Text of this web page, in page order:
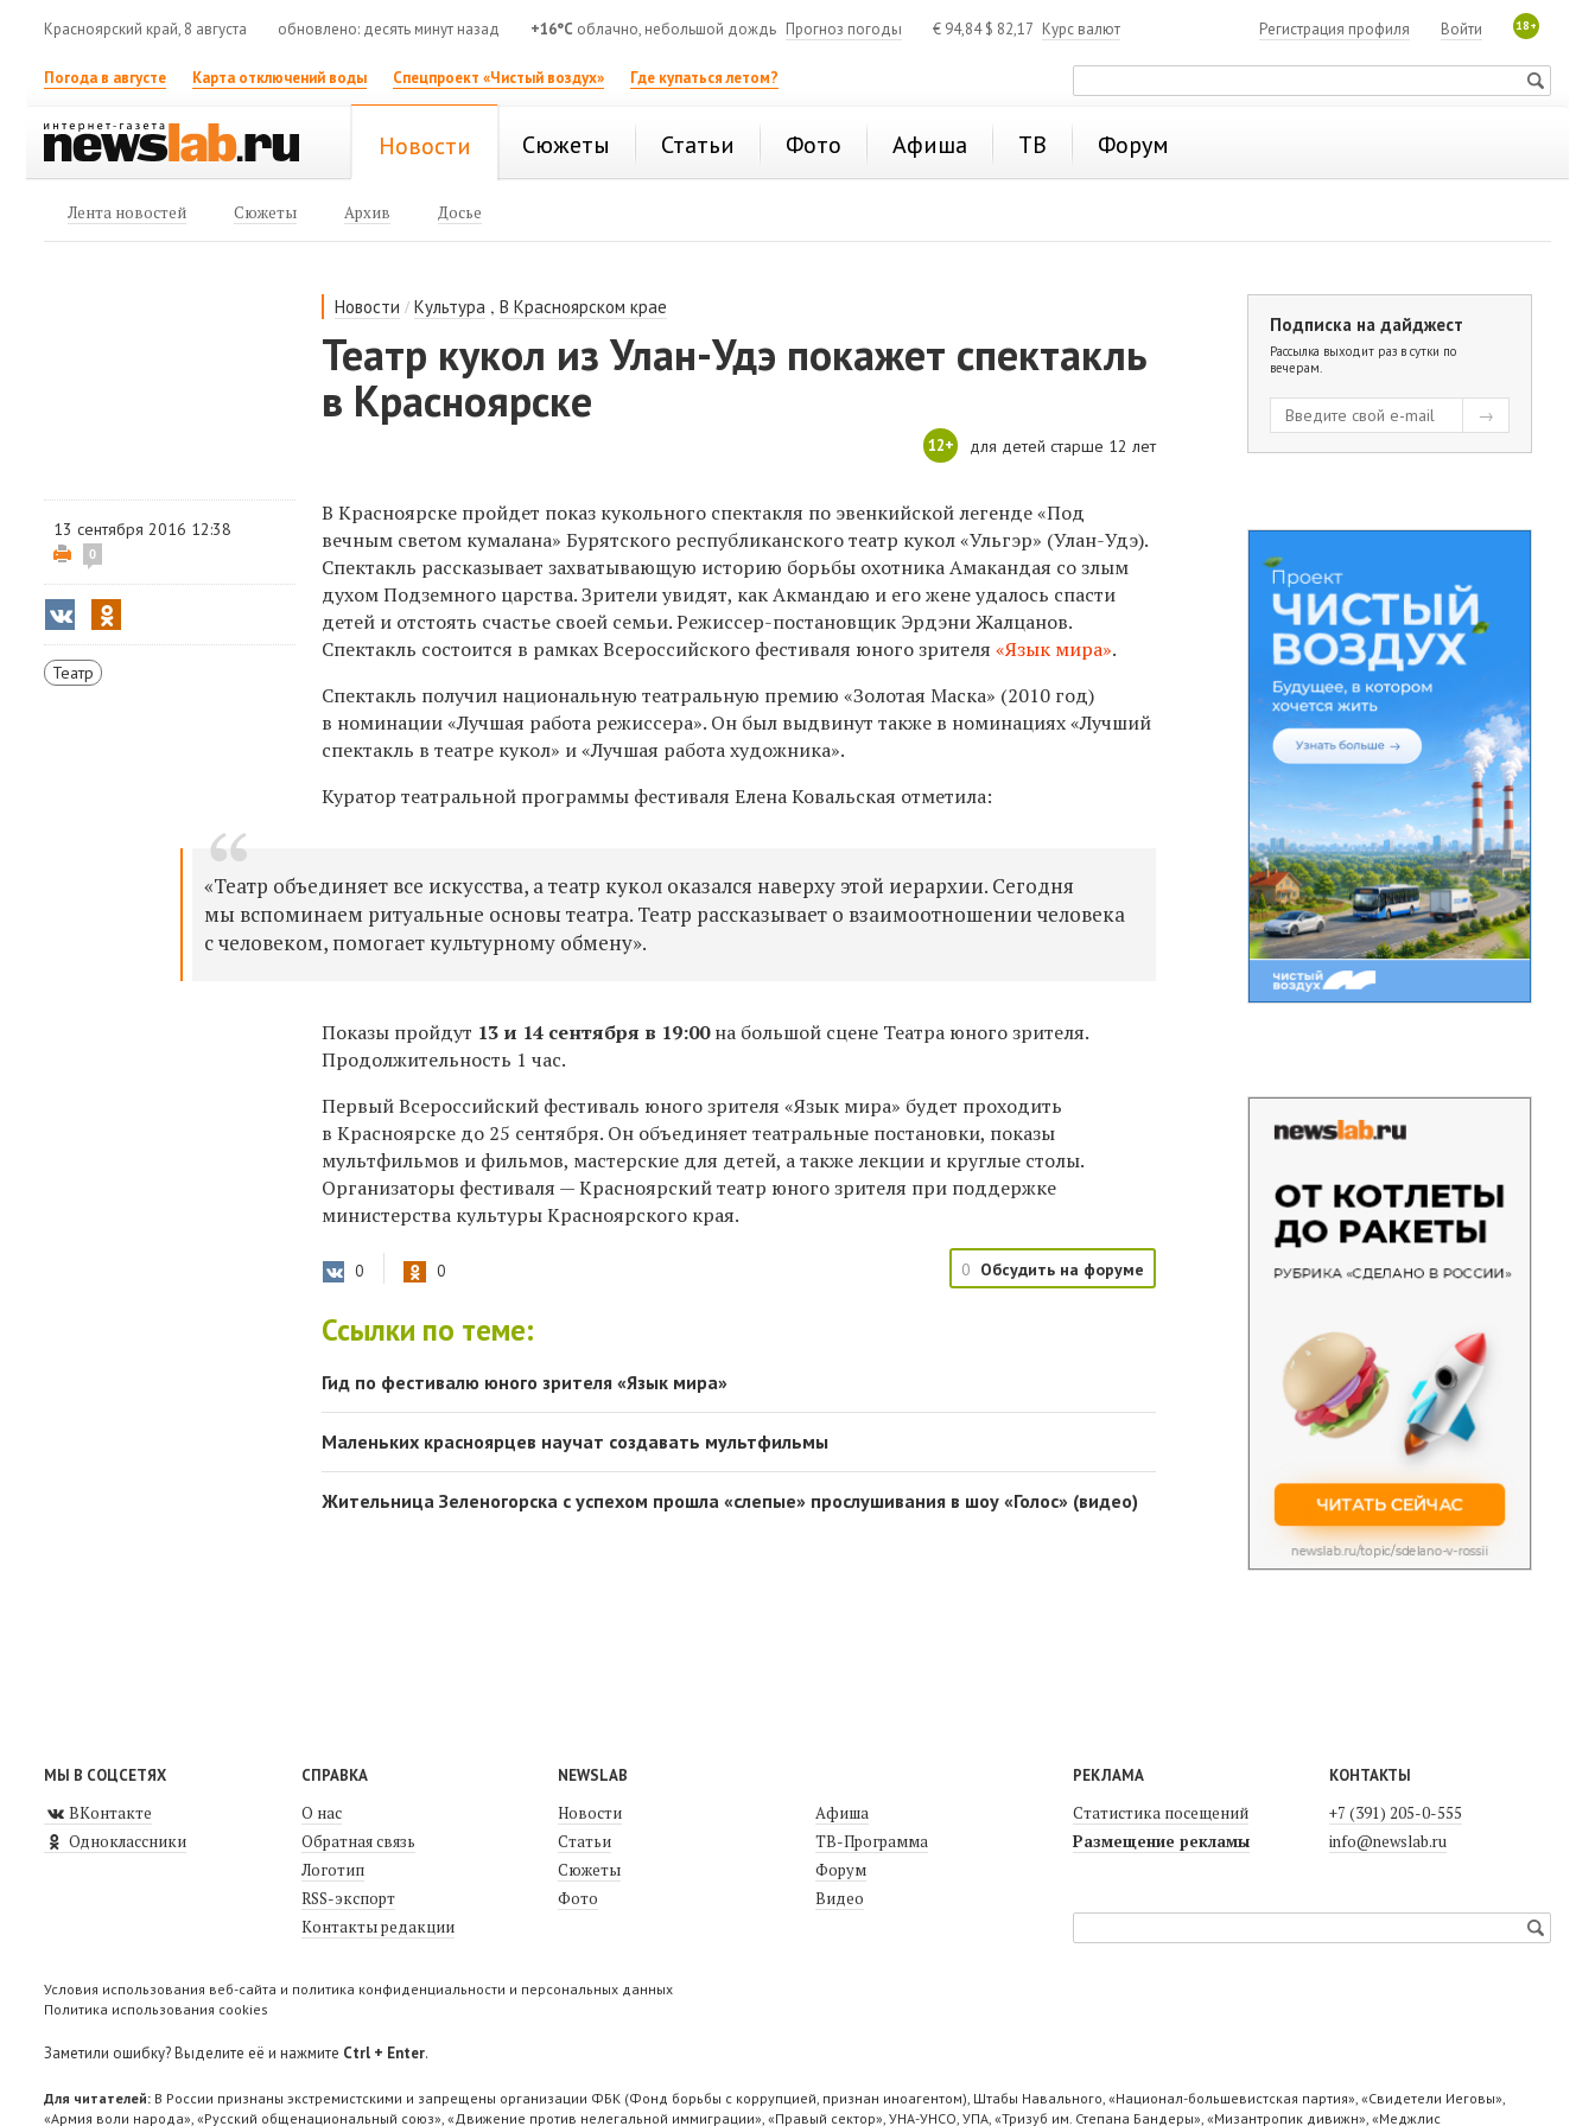
Красноярский край, 8 августа обновлено: десять минут назад +16°C облачно, небольшой дождь Прогноз погоды € 94,84$ 82,17 Курс валют 18+
Войти
Регистрация профиля
Погода в августе Карта отключений воды Спецпроект «Чистый воздух» Где купаться летом?
Новости Сюжеты Статьи Фото Афиша ТВ Форум
Лента новостей Сюжеты Архив Досье
Новости /Культура ,В Красноярском крае
Театр кукол из Улан-Удэ покажет спектакль
в Красноярске
12+ для детей старше 12 лет
13 сентября 2016 12:38
0
Театр
В Красноярске пройдет показ кукольного спектакля по эвенкийской легенде «Под
вечным светом кумалана» Бурятского республиканского театр кукол «Ульгэр» (Улан-Удэ).
Спектакль рассказывает захватывающую историю борьбы охотника Амакандая со злым
духом Подземного царства. Зрители увидят, как Акмандаю и его жене удалось спасти
детей и отстоять счастье своей семьи. Режиссер-постановщик Эрдэни Жалцанов.
Спектакль состоится в рамках Всероссийского фестиваля юного зрителя «Язык мира».
Спектакль получил национальную театральную премию «Золотая Маска» (2010 год)
в номинации «Лучшая работа режиссера». Он был выдвинут также в номинациях «Лучший
спектакль в театре кукол» и «Лучшая работа художника».
Куратор театральной программы фестиваля Елена Ковальская отметила:
«Театр объединяет все искусства, а театр кукол оказался наверху этой иерархии. Сегодня
мы вспоминаем ритуальные основы театра. Театр рассказывает о взаимоотношении человека
с человеком, помогает культурному обмену».
Показы пройдут 13 и 14 сентября в 19:00на большой сцене Театра юного зрителя.
Продолжительность 1 час.
Первый Всероссийский фестиваль юного зрителя «Язык мира» будет проходить
в Красноярске до 25 сентября. Он объединяет театральные постановки, показы
мультфильмов и фильмов, мастерские для детей, а также лекции и круглые столы.
Организаторы фестиваля — Красноярский театр юного зрителя при поддержке
министерства культуры Красноярского края.
0 0 0 Обсудить на форуме
Ссылки по теме:
Гид по фестивалю юного зрителя «Язык мира»
Маленьких красноярцев научат создавать мультфильмы
Жительница Зеленогорска с успехом прошла «слепые» прослушивания в шоу «Голос» (видео)
Подписка на дайджест
Рассылка выходит раз в сутки по
вечерам.
МЫ В СОЦСЕТЯХ
ВКонтакте
Одноклассники
СПРАВКА
О нас
Обратная связь
Логотип
RSS-экспорт
Контакты редакции
NEWSLAB
Новости
Статьи
Сюжеты
Фото
Афиша
ТВ-Программа
Форум
Видео
РЕКЛАМА
Статистика посещений
Размещение рекламы
КОНТАКТЫ
+7 (391) 205-0-555
info@newslab.ru
Условия использования веб-сайта и политика конфиденциальности и персональных данных
Политика использования cookies
Заметили ошибку? Выделите её и нажмите Ctrl + Enter.
Для читателей: В России признаны экстремистскими и запрещены организации ФБК (Фонд борьбы с коррупцией, признан иноагентом), Штабы Навального, «Национал-большевистская партия», «Свидетели Иеговы»,
«Армия воли народа», «Русский общенациональный союз», «Движение против нелегальной иммиграции», «Правый сектор», УНА-УНСО, УПА, «Тризуб им. Степана Бандеры», «Мизантропик дивижн», «Меджлис